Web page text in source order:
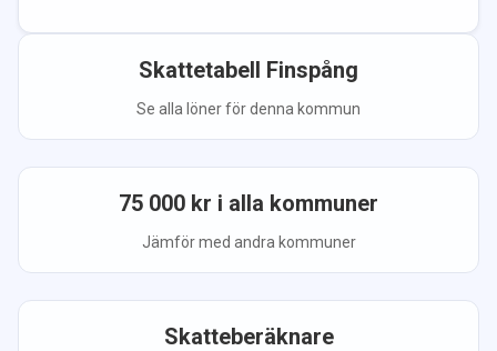
Skattetabell Finspång
Se alla löner för denna kommun
75 000 kr i alla kommuner
Jämför med andra kommuner
Skatteberäknare